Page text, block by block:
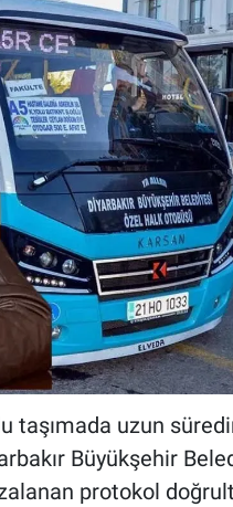
taşımada uzun
Büyükşehir
protokol